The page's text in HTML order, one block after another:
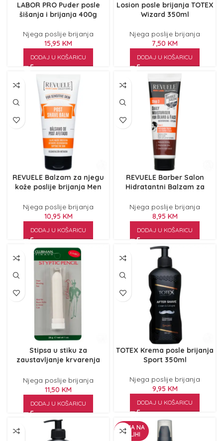
LABOR PRO Puder posle
šišanja i brijanja 400g
Njega poslije brijanja
15,95 KM
DODAJ U KOŠARICU
Losion posle brijanja TOTEX
Wizard 350ml
Njega poslije brijanja
7,50 KM
DODAJ U KOŠARICU
REVUELE Balzam za njegu
kože poslije brijanja Men
Njega poslije brijanja
10,95 KM
DODAJ U KOŠARICU
REVUELE Barber Salon
Hidratantni Balzam za
Njega poslije brijanja
8,95 KM
DODAJ U KOŠARICU
Stipsa u stiku za
zaustavljanje krvarenja
Njega poslije brijanja
11,50 KM
DODAJ U KOŠARICU
TOTEX Krema posle brijanja
Sport 350ml
Njega poslije brijanja
9,95 KM
DODAJ U KOŠARICU
NEMA NA
ZALIHI